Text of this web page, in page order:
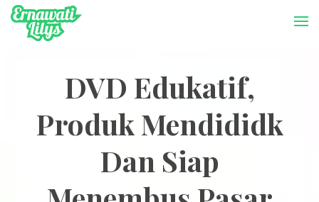
-->
DVD Edukatif,
Produk Mendididk
Dan Siap